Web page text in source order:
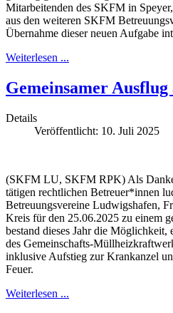
Mitarbeitenden des SKFM in
aus den weiteren SKFM
Übernahme dieser neuen Aufgabe
Weiterlesen ...
Gemeinsamer Ausflug
Details
Veröffentlicht: 10. Juli 2025
(SKFM LU, SKFM RPK) Als
tätigen rechtlichen Betreuer*innen
Betreuungsvereine Ludwigshafen,
Kreis für den 25.06.2025 zu einem
bestand dieses Jahr die
des Gemeinschafts-
inklusive Aufstieg zur Krankanzel
Feuer.
Weiterlesen ...